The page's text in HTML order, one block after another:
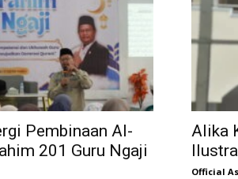
Pembinaan Al-
201 Guru Ngaji
Alika
Official